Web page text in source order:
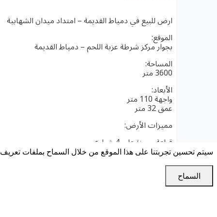
سيتم تحسين تجربتنا على هذا الموقع من خلال السماح بملفات تعريف
السماح
ارض للبيع في دمياط القديمة – امتداد ميدان الشهابية
الموقع:
بجوار مركز شرطة عزبة اللحم – دمياط القديمة
المساحة:
3600 متر
الأبعاد:
واجهة 110 متر
عمق 32 متر
مميزات الأرض:
قطعة مميزة على 4 شوارع
جاهزة للبناء واستخراج التراخيص